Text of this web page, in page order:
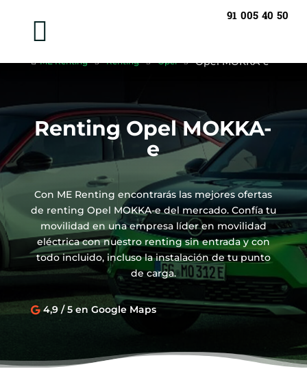

91 005 40 50
 ME Renting 5 Renting 5 Opel 5 Opel MOKKA-e
Renting Opel MOKKA-
e
Con ME Renting encontrarás las mejores ofertas
de renting Opel MOKKA-e del mercado. Confía tu
movilidad en una empresa líder en movilidad
eléctrica con nuestro renting sin entrada y con
todo incluido, incluso la instalación de tu punto
de carga.
 4,9 / 5 en Google Maps